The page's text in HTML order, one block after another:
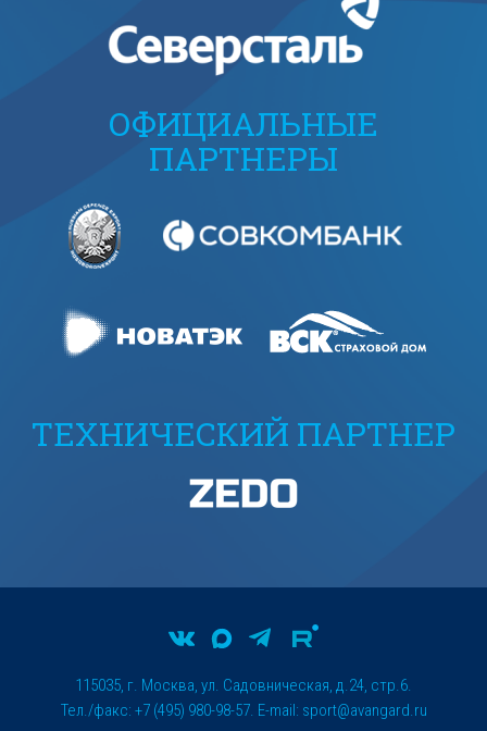
ОФИЦИАЛЬНЫЕ
ПАРТНЕРЫ
ТЕХНИЧЕСКИЙ ПАРТНЕР
115035, г. Москва, ул. Садовническая, д.24, стр.6.
Тел./факс: +7 (495) 980-98-57. E-mail: sport@avangard.ru